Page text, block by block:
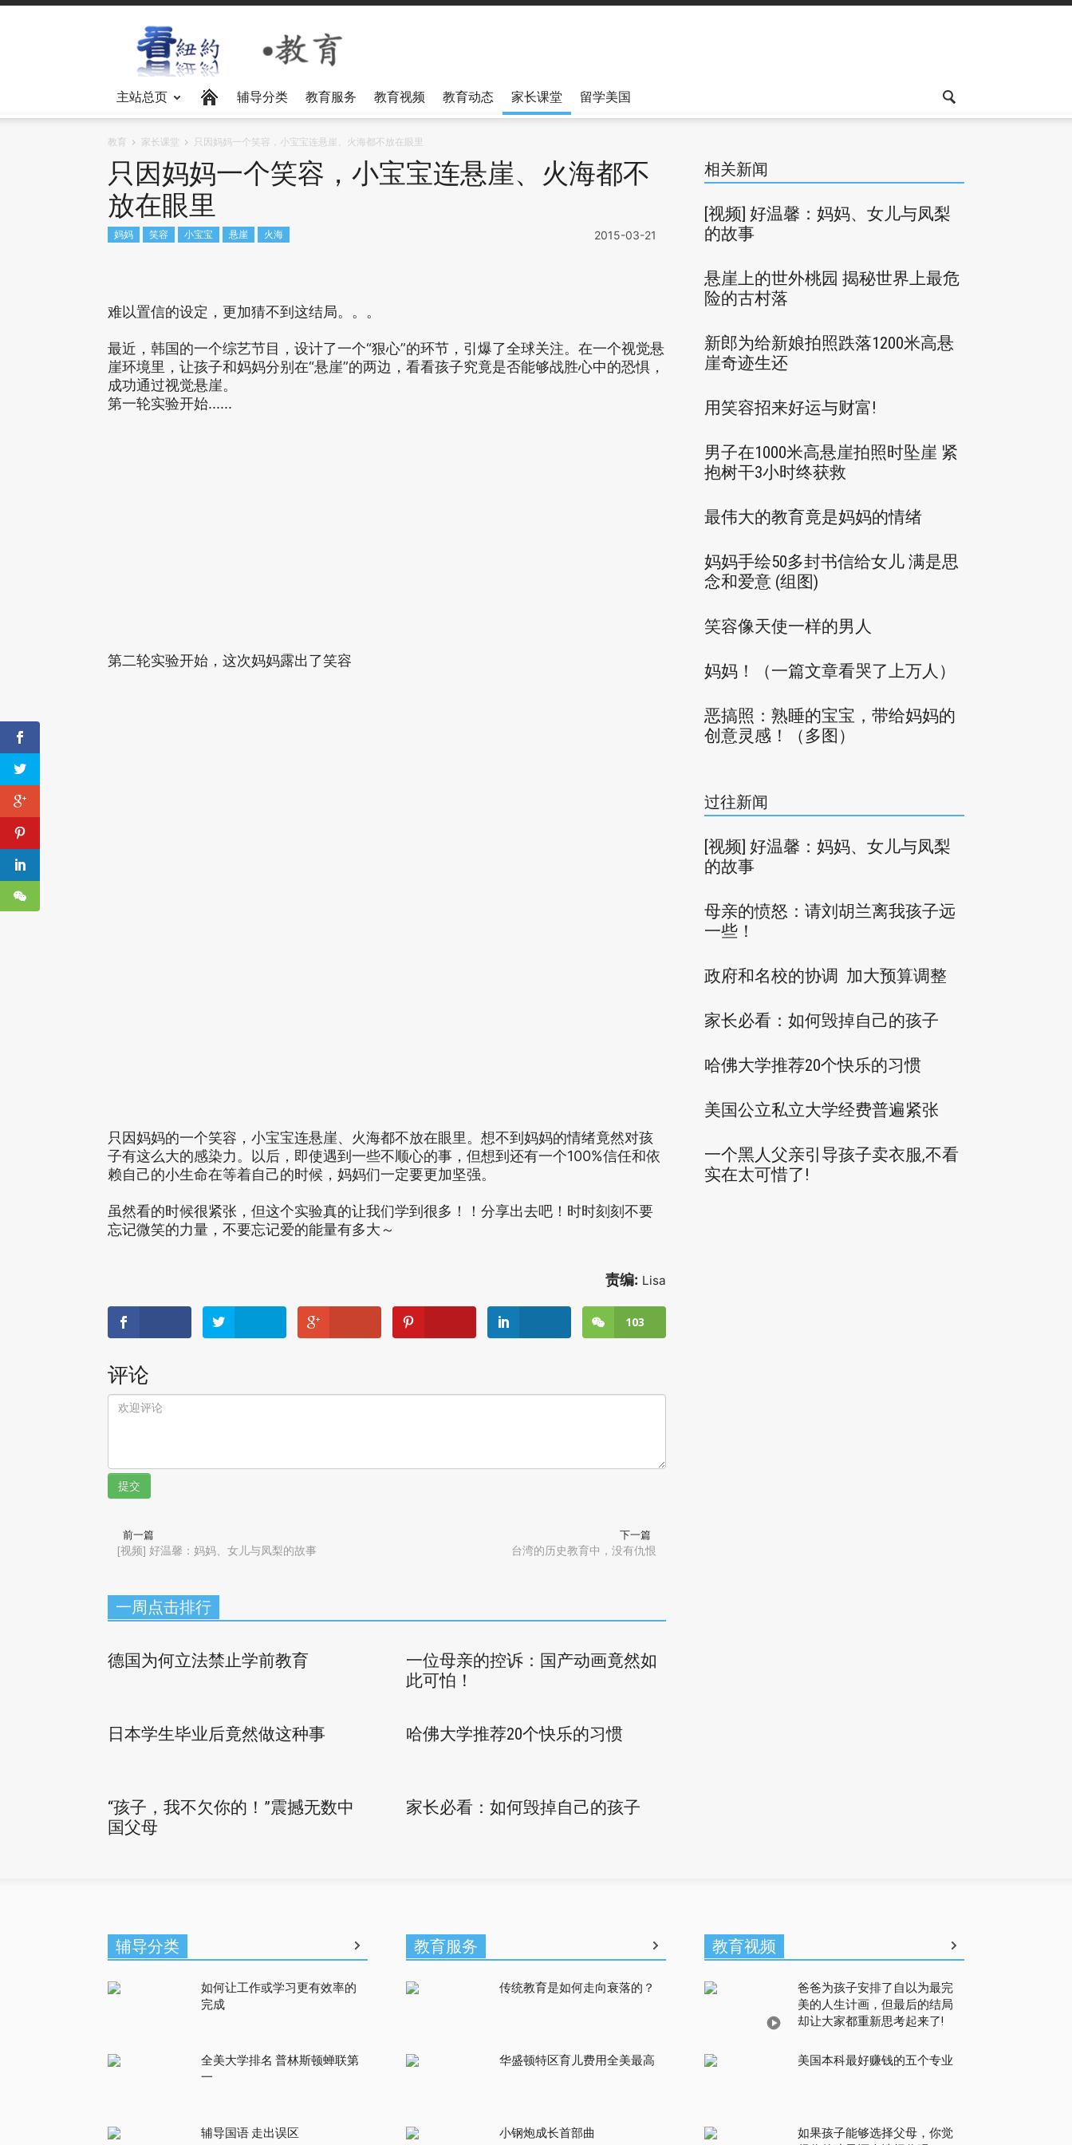
主站总页 辅导分类 教育服务 教育视频 教育动态 家长课堂 留学美国
教育 家长课堂 只因妈妈一个笑容，小宝宝连悬崖、火海都不放在眼里
只因妈妈一个笑容，小宝宝连悬崖、火海都不
放在眼里
2015-03-21
妈妈 笑容 小宝宝 悬崖 火海
难以置信的设定，更加猜不到这结局。。。
最近，韩国的一个综艺节目，设计了一个“狠心”的环节，引爆了全球关注。在一个视觉悬
崖环境里，让孩子和妈妈分别在“悬崖”的两边，看看孩子究竟是否能够战胜心中的恐惧，
成功通过视觉悬崖。
第一轮实验开始......
第二轮实验开始，这次妈妈露出了笑容
只因妈妈的一个笑容，小宝宝连悬崖、火海都不放在眼里。想不到妈妈的情绪竟然对孩
子有这么大的感染力。以后，即使遇到一些不顺心的事，但想到还有一个100%信任和依
赖自己的小生命在等着自己的时候，妈妈们一定要更加坚强。
虽然看的时候很紧张，但这个实验真的让我们学到很多！！分享出去吧！时时刻刻不要
忘记微笑的力量，不要忘记爱的能量有多大～
责编: Lisa
103
评论
提交
前一篇
[视频] 好温馨：妈妈、女儿与凤梨的故事
下一篇
台湾的历史教育中，没有仇恨
一周点击排行
德国为何立法禁止学前教育
一位母亲的控诉：国产动画竟然如
此可怕！
日本学生毕业后竟然做这种事 哈佛大学推荐20个快乐的习惯
“孩子，我不欠你的！”震撼无数中
国父母
家长必看：如何毁掉自己的孩子
相关新闻
[视频] 好温馨：妈妈、女儿与凤梨
的故事
悬崖上的世外桃园 揭秘世界上最危
险的古村落
新郎为给新娘拍照跌落1200米高悬
崖奇迹生还
用笑容招来好运与财富!
男子在1000米高悬崖拍照时坠崖 紧
抱树干3小时终获救
最伟大的教育竟是妈妈的情绪
妈妈手绘50多封书信给女儿 满是思
念和爱意 (组图)
笑容像天使一样的男人
妈妈！（一篇文章看哭了上万人）
恶搞照：熟睡的宝宝，带给妈妈的
创意灵感！（多图）
过往新闻
[视频] 好温馨：妈妈、女儿与凤梨
的故事
母亲的愤怒：请刘胡兰离我孩子远
一些！
政府和名校的协调 加大预算调整
家长必看：如何毁掉自己的孩子
哈佛大学推荐20个快乐的习惯
美国公立私立大学经费普遍紧张
一个黑人父亲引导孩子卖衣服,不看
实在太可惜了!
辅导分类
如何让工作或学习更有效率的
完成
全美大学排名 普林斯顿蝉联第
一
辅导国语 走出误区
教育服务
传统教育是如何走向衰落的？
华盛顿特区育儿费用全美最高
小钢炮成长首部曲
教育视频
爸爸为孩子安排了自以为最完
美的人生计画，但最后的结局
却让大家都重新思考起来了!
美国本科最好赚钱的五个专业
如果孩子能够选择父母，你觉